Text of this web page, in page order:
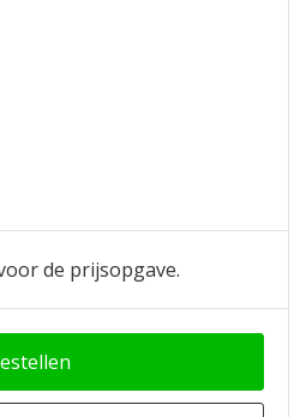
de prijsopgave.